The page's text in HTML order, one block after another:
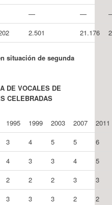
— —
2.501 21.176
situación de segunda
DE VOCALES DE
CELEBRADAS
1995 1999 2003 2007
2011
3 4 5 5
6
4 3 3 4
5
2 2 2 3
3
3 3 3 2
2